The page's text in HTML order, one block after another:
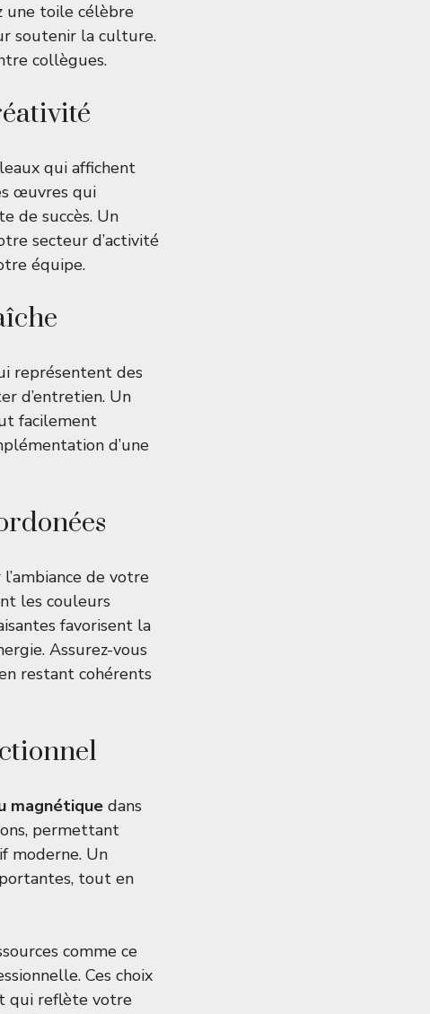
une toile célèbre
soutenir la culture.
collègues.
qui affichent
œuvres qui
de succès. Un
secteur d’activité
équipe.
représentent des
d’entretien. Un
facilement
d’une
de votre
les couleurs
favorisent la
Assurez-vous
restant cohérents
magnétique dans
permettant
moderne. Un
tout en
comme ce
. Ces choix
qui reflète votre